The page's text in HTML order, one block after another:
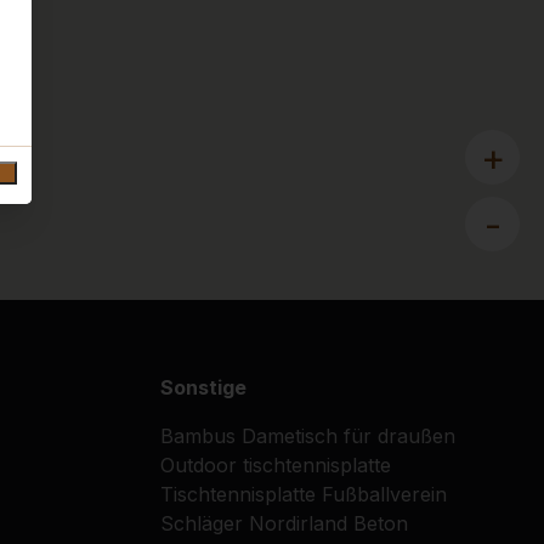
+
-
Sonstige
Bambus Dametisch für draußen
Outdoor tischtennisplatte
Tischtennisplatte Fußballverein
Schläger Nordirland Beton